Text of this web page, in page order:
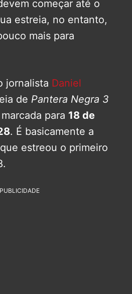
começar até o
estreia, no entanto,
mais para
jornalista Daniel
de Pantera Negra 3
para 18 de
. É basicamente a
estreou o primeiro
PUBLICIDADE